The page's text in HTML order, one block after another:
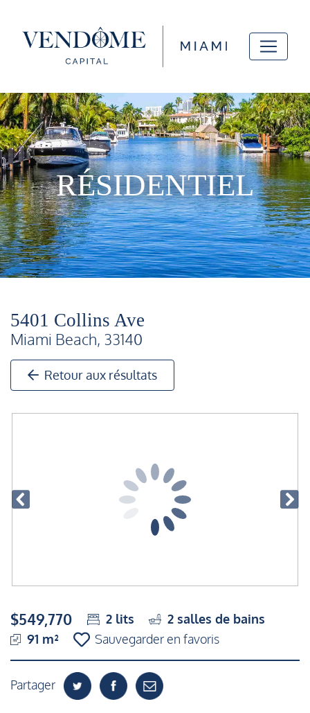
RÉSIDENTIEL
5401 Collins Ave
Miami Beach, 33140
Retour aux résultats
$549,770 2 lits 2 salles de bains
91 m²
Sauvegarder en favoris
Partager